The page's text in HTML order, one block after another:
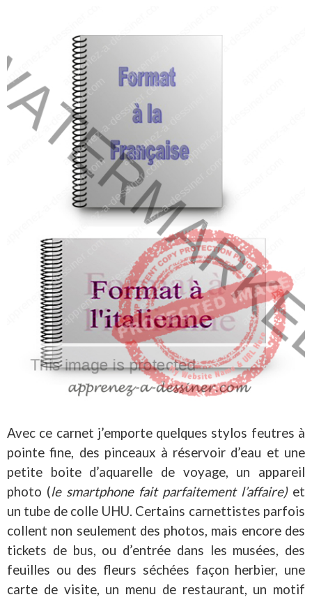
Avec ce carnet j’emporte quelques stylos feutres à
pointe fine, des pinceaux à réservoir d’eau et une
petite boite d’aquarelle de voyage, un appareil
photo (le smartphone fait parfaitement l’affaire)et
un tube de colle UHU. Certains carnettistes parfois
collent non seulement des photos, mais encore des
tickets de bus, ou d’entrée dans les musées, des
feuilles ou des fleurs séchées façon herbier, une
carte de visite, un menu de restaurant, un motif